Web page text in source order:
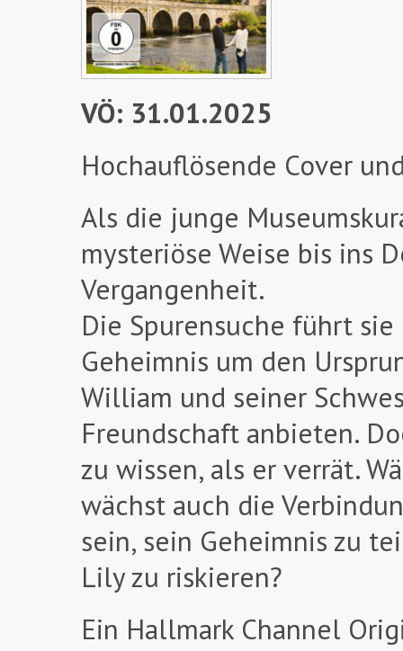
VÖ: 31.01.2025
Hochauflösende Cover
Als die junge
mysteriöse Weise bis ins
Vergangenheit.
Die Spurensuche führt
Geheimnis um den
William und seiner
Freundschaft anbieten.
zu wissen, als er verrät.
wächst auch die
sein, sein Geheimnis zu
Lily zu riskieren?
Ein Hallmark Channel